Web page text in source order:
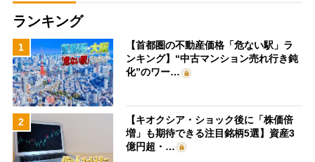
ランキング
1
【首都圏の不動産価格「危ない駅」ラ
ンキング】“中古マンション売れ行き鈍
化”のワー…
2
【キオクシア・ショック後に「株価倍
増」も期待できる注目銘柄5選】資産3
億円超・…